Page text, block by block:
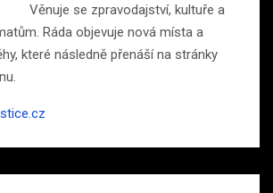
Věnuje se zpravodajství, kultuře a
Ráda objevuje nová místa a
které následně přenáší na stránky